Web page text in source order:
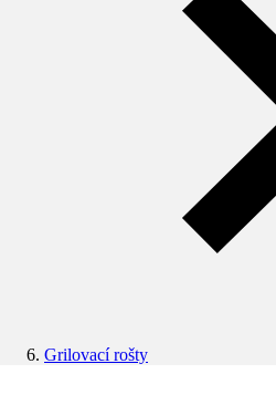
Grilovací rošty